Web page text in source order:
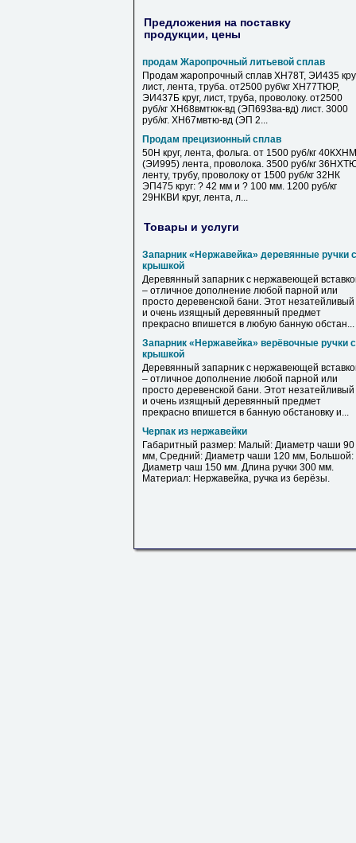
Предложения на поставку
продукции, цены
продам Жаропрочный литьевой сплав
Продам жаропрочный сплав ХН78Т, ЭИ435
лист, лента, труба. от2500 руб\кг ХН77ТЮР,
ЭИ437Б круг, лист, труба, проволоку. от2500
руб/кг ХН68вмтюк-вд (ЭП693ва-вд) лист. 3000
руб/кг. ХН67мвтю-вд (ЭП 2...
Продам прецизионный сплав
50Н круг, лента, фольга. от 1500 руб/кг 40КХНМ
(ЭИ995) лента, проволока. 3500 руб/кг
ленту, трубу, проволоку от 1500 руб/кг 32НК
ЭП475 круг: ? 42 мм и ? 100 мм. 1200 руб/кг
29НКВИ круг, лента, л...
Товары и услуги
Запарник «Нержавейка» деревянные ручки с
крышкой
Деревянный запарник с нержавеющей
– отличное дополнение любой парной или
просто деревенской бани. Этот незатейливый
и очень изящный деревянный предмет
прекрасно впишется в любую банную обстан...
Запарник «Нержавейка» верёвочные ручки с
крышкой
Деревянный запарник с нержавеющей
– отличное дополнение любой парной или
просто деревенской бани. Этот незатейливый
и очень изящный деревянный предмет
прекрасно впишется в банную обстановку и...
Черпак из нержавейки
Габаритный размер: Малый: Диаметр чаши 90
мм, Средний: Диаметр чаши 120 мм, Большой:
Диаметр чаш 150 мм. Длина ручки 300 мм.
Материал: Нержавейка, ручка из берёзы.